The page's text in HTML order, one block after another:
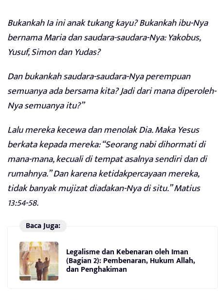
Bukankah Ia ini anak tukang kayu? Bukankah ibu-Nya
bernama Maria dan saudara-saudara-Nya: Yakobus,
Yusuf, Simon dan Yudas?
Dan bukankah saudara-saudara-Nya perempuan
semuanya ada bersama kita? Jadi dari mana diperoleh-
Nya semuanya itu?”
Lalu mereka kecewa dan menolak Dia. Maka Yesus
berkata kepada mereka: “Seorang nabi dihormati di
mana-mana, kecuali di tempat asalnya sendiri dan di
rumahnya.” Dan karena ketidakpercayaan mereka,
tidak banyak mujizat diadakan-Nya di situ.” Matius
13:54-58.
Baca Juga:
Legalisme dan Kebenaran oleh Iman
(Bagian 2): Pembenaran, Hukum Allah,
dan Penghakiman